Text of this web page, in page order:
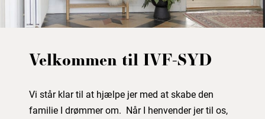
Velkommen til IVF-SYD
Vi står klar til at hjælpe jer med at skabe den
familie I drømmer om. Når I henvender jer til os,